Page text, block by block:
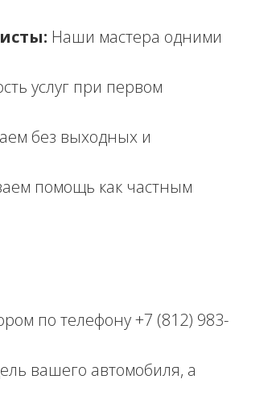
Наши мастера одними
услуг при первом
без выходных и
помощь как частным
по телефону +7 (812) 983-
вашего автомобиля, а